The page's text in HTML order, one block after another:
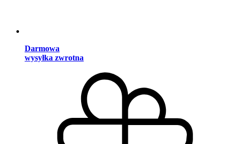
Darmowa
wysyłka zwrotna